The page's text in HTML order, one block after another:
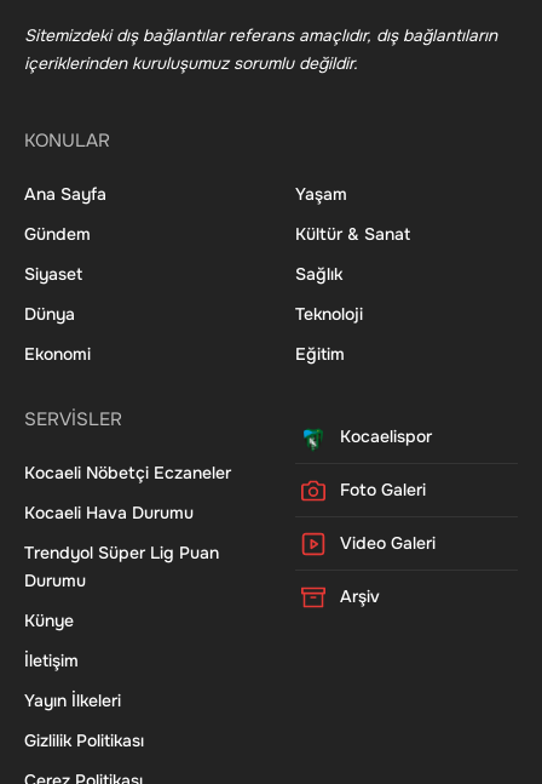
Sitemizdeki dış bağlantılar referans amaçlıdır, dış bağlantıların
içeriklerinden kuruluşumuz sorumlu değildir.
KONULAR
Ana Sayfa
Gündem
Siyaset
Dünya
Ekonomi
Yaşam
Kültür & Sanat
Sağlık
Teknoloji
Eğitim
SERVİSLER
Kocaeli Nöbetçi Eczaneler
Kocaeli Hava Durumu
Trendyol Süper Lig Puan
Durumu
Künye
İletişim
Yayın İlkeleri
Gizlilik Politikası
Kocaelispor
Foto Galeri
Video Galeri
Arşiv